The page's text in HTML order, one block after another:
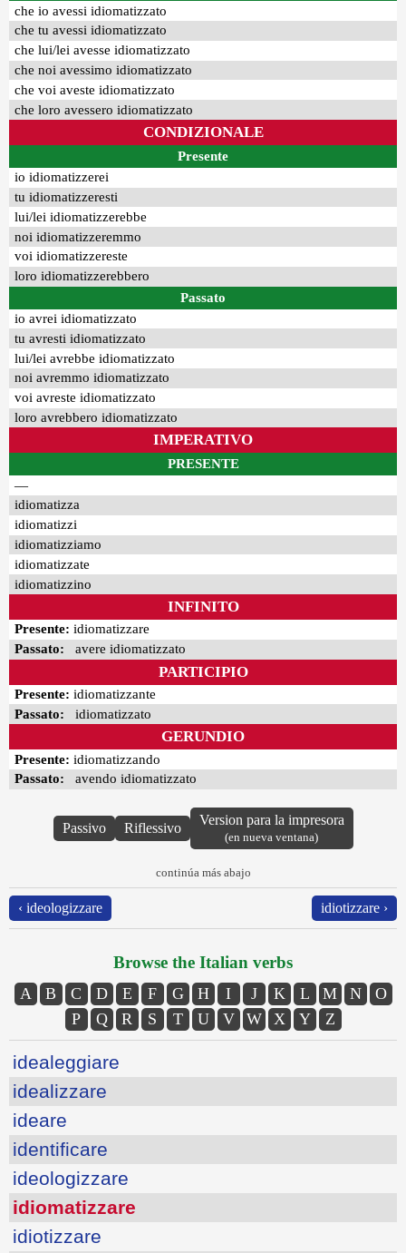
che io avessi idiomatizzato
che tu avessi idiomatizzato
che lui/lei avesse idiomatizzato
che noi avessimo idiomatizzato
che voi aveste idiomatizzato
che loro avessero idiomatizzato
CONDIZIONALE
Presente
io idiomatizzerei
tu idiomatizzeresti
lui/lei idiomatizzerebbe
noi idiomatizzeremmo
voi idiomatizzereste
loro idiomatizzerebbero
Passato
io avrei idiomatizzato
tu avresti idiomatizzato
lui/lei avrebbe idiomatizzato
noi avremmo idiomatizzato
voi avreste idiomatizzato
loro avrebbero idiomatizzato
IMPERATIVO
PRESENTE
—
idiomatizza
idiomatizzi
idiomatizziamo
idiomatizzate
idiomatizzino
INFINITO
Presente: idiomatizzare
Passato: avere idiomatizzato
PARTICIPIO
Presente: idiomatizzante
Passato: idiomatizzato
GERUNDIO
Presente: idiomatizzando
Passato: avendo idiomatizzato
Passivo Riflessivo
Version para la impresora
(en nueva ventana)
continúa más abajo
‹ ideologizzare idiotizzare ›
Browse the Italian verbs
A B C D E F G H I J K L M N
O
P
Q R S T U V W X Y Z
idealeggiare
idealizzare
ideare
identificare
ideologizzare
idiomatizzare
idiotizzare